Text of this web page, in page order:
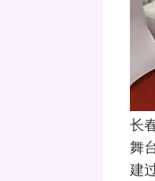
长
舞
建